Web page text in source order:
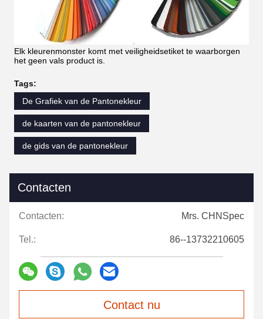
Elk kleurenmonster komt met veiligheidsetiket te waarborgen
het geen vals product is.
Tags:
De Grafiek van de Pantonekleur
de kaarten van de pantonekleur
de gids van de pantonekleur
Contacten
Contacten: Mrs. CHNSpec
Tel.: 86--13732210605
Contact nu